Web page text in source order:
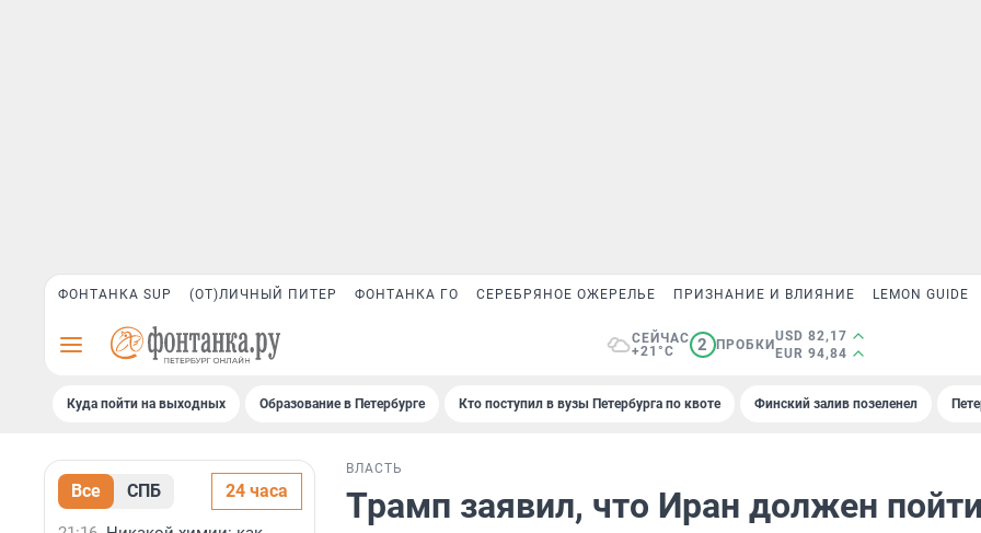
ФОНТАНКА SUP (ОТ)ЛИЧНЫЙ ПИТЕР ФОНТАНКА ГО СЕРЕБРЯНОЕ ОЖЕРЕЛЬЕ ПРИЗНАНИЕ И ВЛИЯНИЕ LEMON GUIDE
СЕЙЧАС
+21°C
2 ПРОБКИ
USD 82,17
EUR 94,84
Куда пойти на выходных Образование в Петербурге Кто поступил в вузы Петербурга по квоте Финский залив позеленел
Все СПБ 24 часа
ВЛАСТЬ
Трамп заявил, что Иран должен